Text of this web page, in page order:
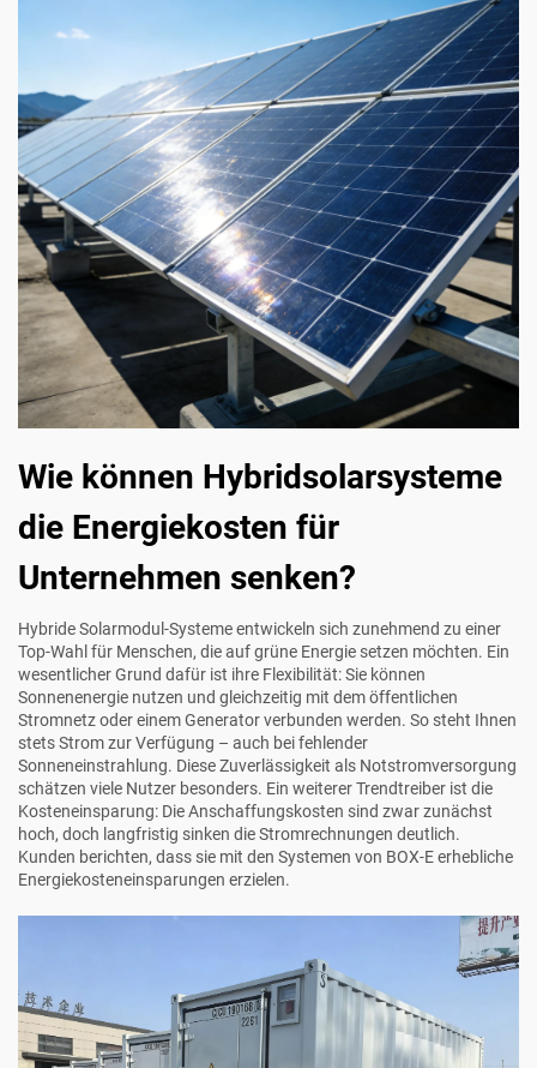
Wie können Hybridsolarsysteme
die Energiekosten für
Unternehmen senken?
Hybride Solarmodul-Systeme entwickeln sich zunehmend zu einer
Top-Wahl für Menschen, die auf grüne Energie setzen möchten. Ein
wesentlicher Grund dafür ist ihre Flexibilität: Sie können
Sonnenenergie nutzen und gleichzeitig mit dem öffentlichen
Stromnetz oder einem Generator verbunden werden. So steht Ihnen
stets Strom zur Verfügung – auch bei fehlender
Sonneneinstrahlung. Diese Zuverlässigkeit als Notstromversorgung
schätzen viele Nutzer besonders. Ein weiterer Trendtreiber ist die
Kosteneinsparung: Die Anschaffungskosten sind zwar zunächst
hoch, doch langfristig sinken die Stromrechnungen deutlich.
Kunden berichten, dass sie mit den Systemen von BOX-E erhebliche
Energiekosteneinsparungen erzielen.